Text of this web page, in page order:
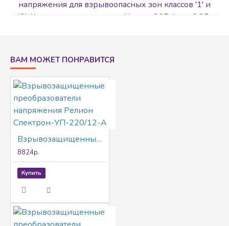
напряжения для взрывоопасных зон классов '1' и
'2'. Корпус - алюмин. сплав. Uвых - 36В. Iвых 0,35
ВАМ МОЖЕТ ПОНРАВИТСЯ
Взрывозащищенные преобразователи напряжения Релион Спектрон-УП-220/12-А
8824р.
Купить